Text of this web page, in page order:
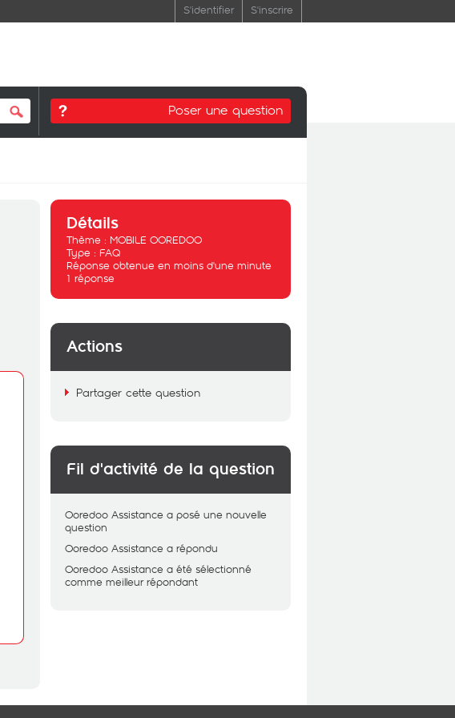
S'identifier S'inscrire
Poser une question
Détails
Thème : MOBILE OOREDOO
Type : FAQ
Réponse obtenue en moins d'une minute
1 réponse
Actions
Partager cette question
Fil d'activité de la question
Ooredoo Assistance a posé une nouvelle
question
Ooredoo Assistance a répondu
Ooredoo Assistance a été sélectionné
comme meilleur répondant